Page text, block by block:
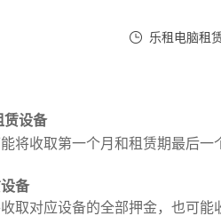
乐租电脑租
赁设备
将收取第一个月和租赁期最后
备
取对应设备的全部押金，也可